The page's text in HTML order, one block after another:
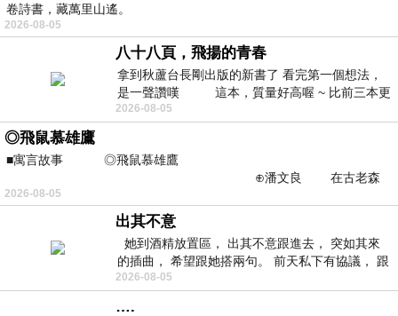
卷詩書，藏萬里山遙。
2026-08-05
八十八頁，飛揚的青春
拿到秋蘆台長剛出版的新書了 看完第一個想法，
是一聲讚嘆 這本，質量好高喔 ~ 比前三本更
勝一
2026-08-05
◎飛鼠慕雄鷹
■寓言故事 ◎飛鼠慕雄鷹
⊕潘文良 在古老森
林的底層，住著一隻小飛鼠
2026-08-05
出其不意
她到酒精放置區， 出其不意跟進去， 突如其來
的插曲， 希望跟她搭兩句。 前天私下有協議， 跟
著阿弟丟拉基
2026-08-05
….